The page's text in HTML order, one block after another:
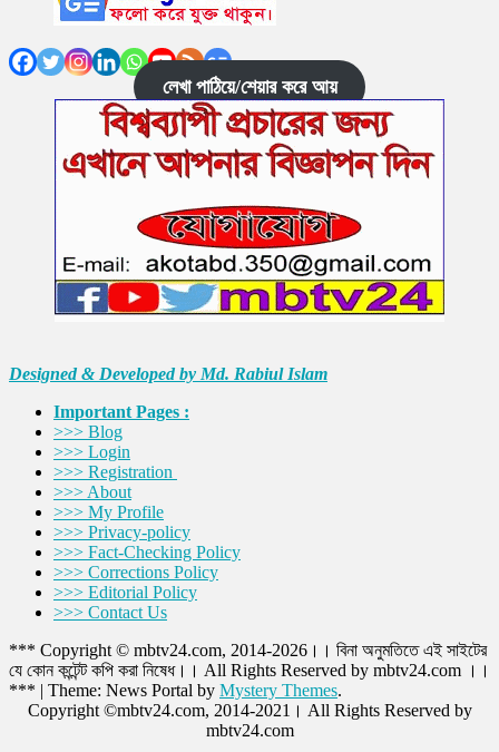
লেখা পাঠিয়ে/শেয়ার করে আয়
Designed & Developed by Md. Rabiul Islam
Important Pages :
>>> Blog
>>> Login
>>> Registration
>>> About
>>> My Profile
>>> Privacy-policy
>>> Fact-Checking Policy
>>> Corrections Policy
>>> Editorial Policy
>>> Contact Us
*** Copyright © mbtv24.com, 2014-2026।। বিনা অনুমতিতে এই সাইটের
যে কোন কন্টেন্ট কপি করা নিষেধ।। All Rights Reserved by mbtv24.com ।।
*** | Theme: News Portal by Mystery Themes.
Copyright ©mbtv24.com, 2014-2021। All Rights Reserved by
mbtv24.com